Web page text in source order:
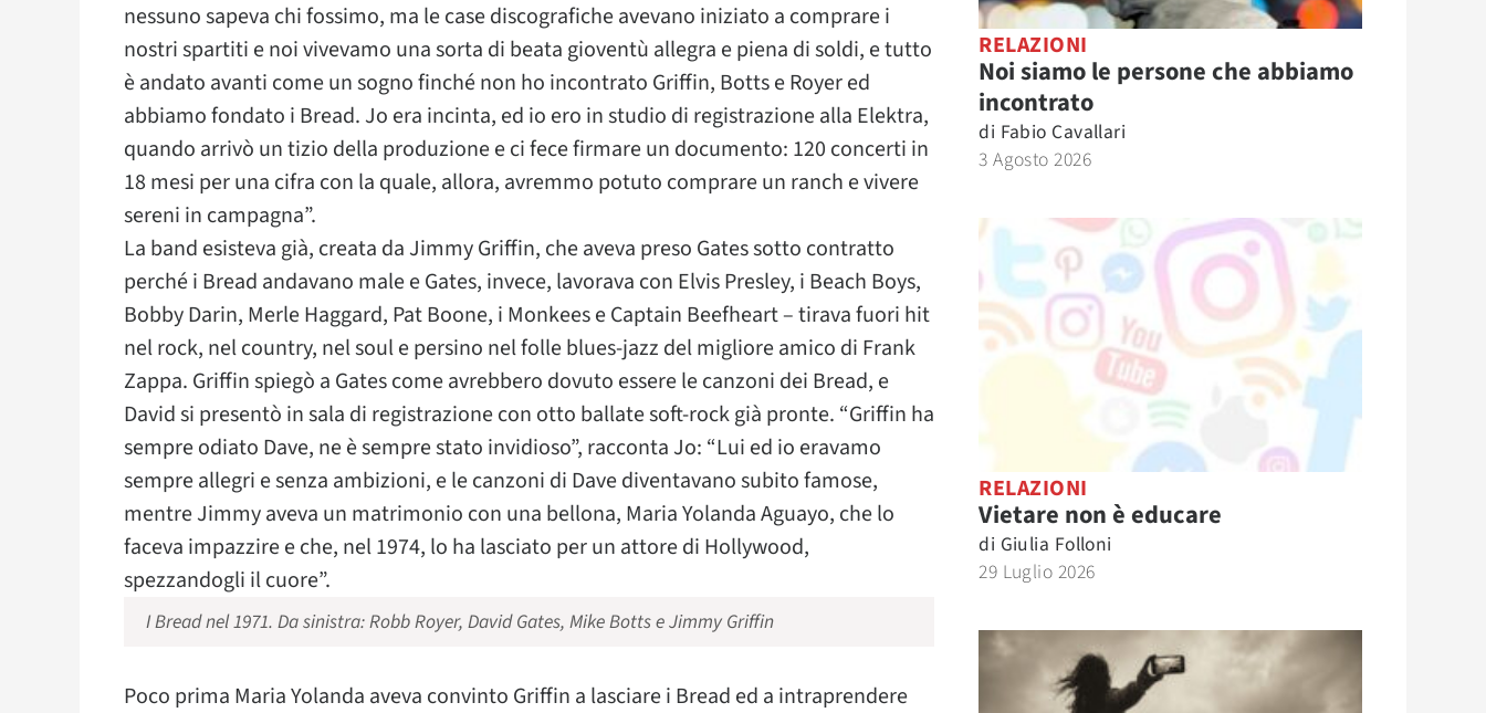
nessuno sapeva chi fossimo, ma le case discografiche avevano iniziato a comprare i
nostri spartiti e noi vivevamo una sorta di beata gioventù allegra e piena di soldi, e tutto
è andato avanti come un sogno finché non ho incontrato Griffin, Botts e Royer ed
abbiamo fondato i Bread. Jo era incinta, ed io ero in studio di registrazione alla Elektra,
quando arrivò un tizio della produzione e ci fece firmare un documento: 120 concerti in
18 mesi per una cifra con la quale, allora, avremmo potuto comprare un ranch e vivere
sereni in campagna”.
La band esisteva già, creata da Jimmy Griffin, che aveva preso Gates sotto contratto
perché i Bread andavano male e Gates, invece, lavorava con Elvis Presley, i Beach Boys,
Bobby Darin, Merle Haggard, Pat Boone, i Monkees e Captain Beefheart – tirava fuori hit
nel rock, nel country, nel soul e persino nel folle blues-jazz del migliore amico di Frank
Zappa. Griffin spiegò a Gates come avrebbero dovuto essere le canzoni dei Bread, e
David si presentò in sala di registrazione con otto ballate soft-rock già pronte. “Griffin ha
sempre odiato Dave, ne è sempre stato invidioso”, racconta Jo: “Lui ed io eravamo
sempre allegri e senza ambizioni, e le canzoni di Dave diventavano subito famose,
mentre Jimmy aveva un matrimonio con una bellona, Maria Yolanda Aguayo, che lo
faceva impazzire e che, nel 1974, lo ha lasciato per un attore di Hollywood,
spezzandogli il cuore”.
I Bread nel 1971. Da sinistra: Robb Royer, David Gates, Mike Botts e Jimmy Griffin
Poco prima Maria Yolanda aveva convinto Griffin a lasciare i Bread ed a intraprendere
RELAZIONI
Noi siamo le persone che abbiamo
incontrato
di Fabio Cavallari
3 Agosto 2026
RELAZIONI
Vietare non è educare
di Giulia Folloni
29 Luglio 2026